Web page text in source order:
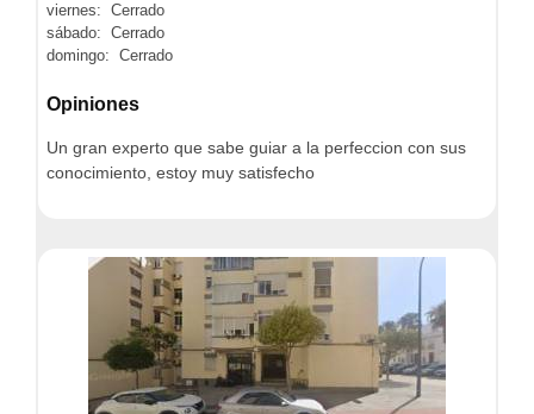
viernes: Cerrado
sábado: Cerrado
domingo: Cerrado
Opiniones
Un gran experto que sabe guiar a la perfeccion con sus
conocimiento, estoy muy satisfecho